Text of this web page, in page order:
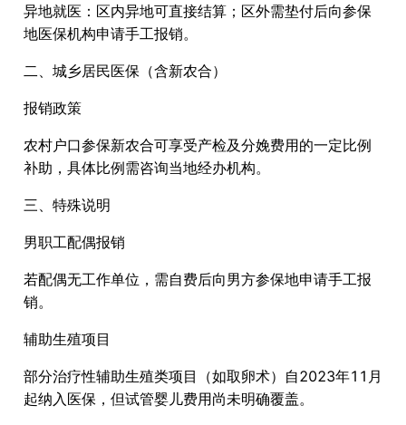
异地就医：区内异地可直接结算；区外需垫付后向参保
地医保机构申请手工报销。
二、城乡居民医保（含新农合）
报销政策
农村户口参保新农合可享受产检及分娩费用的一定比例
补助，具体比例需咨询当地经办机构。
三、特殊说明
男职工配偶报销
若配偶无工作单位，需自费后向男方参保地申请手工报
销。
辅助生殖项目
部分治疗性辅助生殖类项目（如取卵术）自2023年11月
起纳入医保，但试管婴儿费用尚未明确覆盖。